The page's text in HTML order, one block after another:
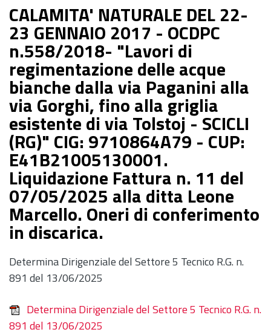
CALAMITA' NATURALE DEL 22-
23 GENNAIO 2017 - OCDPC
n.558/2018- "Lavori di
regimentazione delle acque
bianche dalla via Paganini alla
via Gorghi, fino alla griglia
esistente di via Tolstoj - SCICLI
(RG)" CIG: 9710864A79 - CUP:
E41B21005130001.
Liquidazione Fattura n. 11 del
07/05/2025 alla ditta Leone
Marcello. Oneri di conferimento
in discarica.
Determina Dirigenziale del Settore 5 Tecnico R.G. n.
891 del 13/06/2025
Determina Dirigenziale del Settore 5 Tecnico R.G. n.
891 del 13/06/2025